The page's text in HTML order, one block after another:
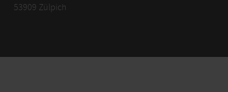
53909 Zülpich